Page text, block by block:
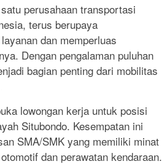
perusahaan transportasi
terus berupaya
dan memperluas
Dengan pengalaman puluhan
bagian penting dari mobilitas
lowongan kerja untuk posisi
Situbondo. Kesempatan ini
SMA/SMK yang memiliki minat
dan perawatan kendaraan.